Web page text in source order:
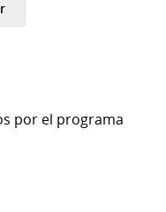
por el programa